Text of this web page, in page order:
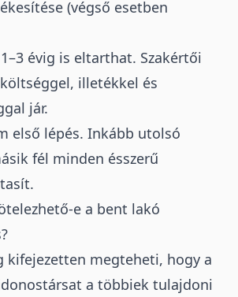
(végső esetben
évig is eltarthat. Szakértői
illetékkel és
jár.
első lépés. Inkább utolsó
fél minden ésszerű
e a bent lakó
kifejezetten megteheti, hogy a
a többiek tulajdoni